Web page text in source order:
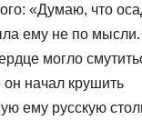
«Думаю, что
ему не по мысли.
могло
начал крушить
ему русскую